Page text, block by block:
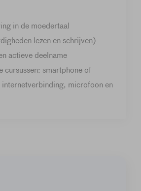
in de moedertaal
lezen en schrijven)
actieve deelname
cursussen: smartphone of
microfoon en